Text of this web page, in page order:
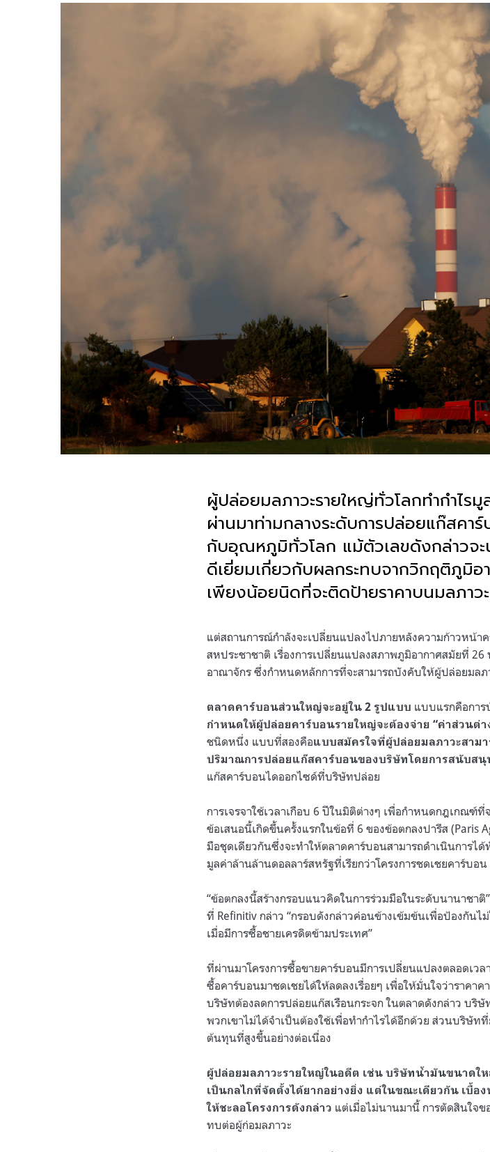
ผู้ปล่อยมลภาวะรายใหญ่ทั่วโลกทำกำไร
ผ่านมาท่ามกลางระดับการปล่อยแก๊สคา
กับอุณหภูมิทั่วโลก แม้ตัวเลขดังกล่าวจะ
ดีเยี่ยมเกี่ยวกับผลกระทบจากวิกฤติภูมิ
เพียงน้อยนิดที่จะติดป้ายราคาบนมลภาวะ
แต่สถานการณ์กำลังจะเปลี่ยนแปลงไปภายหลังความก้าวหน้
สหประชาชาติ เรื่องการเปลี่ยนแปลงสภาพภูมิอากาศสมัยที่ 26
อาณาจักร ซึ่งกำหนดหลักการที่จะสามารถบังคับให้ผู้ปล่อยมลภ
ตลาดคาร์บอนส่วนใหญ่จะอยู่ใน 2 รูปแบบ แบบแรกคือกา
กำหนดให้ผู้ปล่อยคาร์บอนรายใหญ่จะต้องจ่าย “ค่าส่วนต่า
ชนิดหนึ่ง แบบที่สองคือแบบสมัครใจที่ผู้ปล่อยมลภาวะสาม
ปริมาณการปล่อยแก๊สคาร์บอนของบริษัทโดยการสนับสนุ
แก๊สคาร์บอนไดออกไซด์ที่บริษัทปล่อย
การเจรจาใช้เวลาเกือบ 6 ปีในมิติต่างๆ เพื่อกำหนดกฎเกณฑ์ที่
ข้อเสนอนี้เกิดขึ้นครั้งแรกในข้อที่ 6 ของข้อตกลงปารีส (Paris
มือชุดเดียวกันซึ่งจะทำให้ตลาดคาร์บอนสามารถดำเนินการไ
มูลค่าล้านล้านดอลลาร์สหรัฐที่เรียกว่าโครงการชดเชยคาร์บอน
“ข้อตกลงนี้สร้างกรอบแนวคิดในการร่วมมือในระดับนานาชาติ
ที่ Refinitiv กล่าว “กรอบดังกล่าวค่อนข้างเข้มข้นเพื่อป้องกัน
เมื่อมีการซื้อชายเครดิตข้ามประเทศ”
ที่ผ่านมาโครงการซื้อขายคาร์บอนมีการเปลี่ยนแปลงตลอดเว
ซื้อคาร์บอนมาชดเชยได้ให้ลดลงเรื่อยๆ เพื่อให้มั่นใจว่าราค
บริษัทต้องลดการปล่อยแก๊สเรือนกระจก ในตลาดดังกล่าว บริ
พวกเขาไม่ได้จำเป็นต้องใช้เพื่อทำกำไรได้อีกด้วย ส่วนบริษัท
ต้นทุนที่สูงขึ้นอย่างต่อเนื่อง
ผู้ปล่อยมลภาวะรายใหญ่ในอดีต เช่น บริษัทน้ำมันขนาด
เป็นกลไกที่จัดตั้งได้ยากอย่างยิ่ง แต่ในขณะเดียวกัน เบื้
ให้ชะลอโครงการดังกล่าว แต่เมื่อไม่นานมานี้ การตัดสินใจข
ทบต่อผู้ก่อมลภาวะ